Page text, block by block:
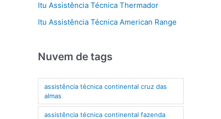
Itu Assistência Técnica Thermador
Itu Assistência Técnica American Range
Nuvem de tags
assistência técnica continental cruz das
almas
assistência técnica continental fazenda